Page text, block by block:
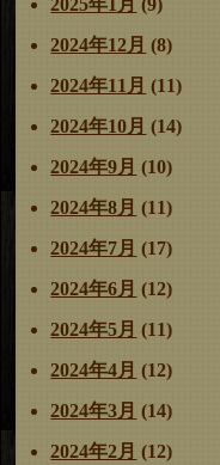
2025年1月 (9)
2024年12月 (8)
2024年11月 (11)
2024年10月 (14)
2024年9月 (10)
2024年8月 (11)
2024年7月 (17)
2024年6月 (12)
2024年5月 (11)
2024年4月 (12)
2024年3月 (14)
2024年2月 (12)